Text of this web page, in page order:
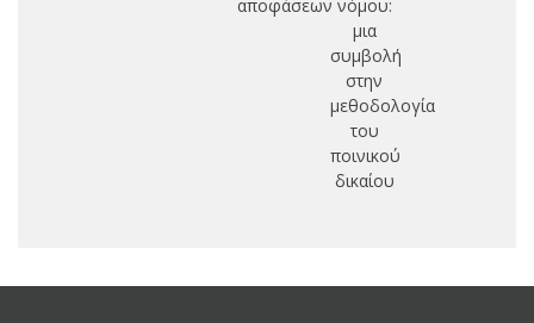
αποφάσεων νόμου:
μια
συμβολή
στην
μεθοδολογία
του
ποινικού
δικαίου